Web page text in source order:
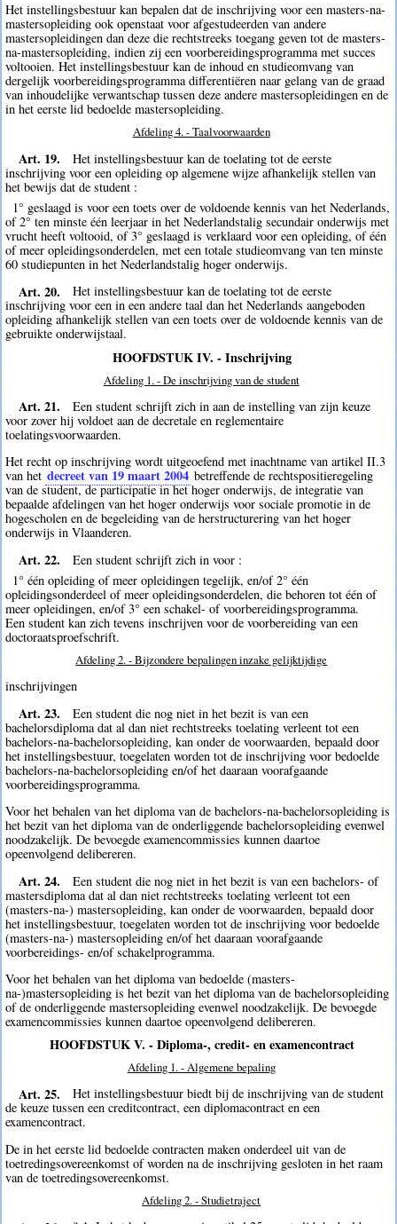
Het instellingsbestuur kan bepalen dat de inschrijving voor een masters-na-
mastersopleiding ook openstaat voor afgestudeerden van andere
mastersopleidingen dan deze die rechtstreeks toegang geven tot de masters-
na-mastersopleiding, indien zij een voorbereidingsprogramma met succes
voltooien. Het instellingsbestuur kan de inhoud en studieomvang van
dergelijk voorbereidingsprogramma differentiëren naar gelang van de graad
van inhoudelijke verwantschap tussen deze andere mastersopleidingen en de
in het eerste lid bedoelde mastersopleiding.
Afdeling 4. - Taalvoorwaarden
Art. 19.
Het instellingsbestuur kan de toelating tot de eerste
inschrijving voor een opleiding op algemene wijze afhankelijk stellen van
het bewijs dat de student :
1° geslaagd is voor een toets over de voldoende kennis van het Nederlands,
of 2° ten minste één leerjaar in het Nederlandstalig secundair onderwijs met
vrucht heeft voltooid, of 3° geslaagd is verklaard voor een opleiding, of één
of meer opleidingsonderdelen, met een totale studieomvang van ten minste
60 studiepunten in het Nederlandstalig hoger onderwijs.
Art. 20.
Het instellingsbestuur kan de toelating tot de eerste
inschrijving voor een in een andere taal dan het Nederlands aangeboden
opleiding afhankelijk stellen van een toets over de voldoende kennis van de
gebruikte onderwijstaal.
HOOFDSTUK IV. - Inschrijving
Afdeling 1. - De inschrijving van de student
Art. 21.
Een student schrijft zich in aan de instelling van zijn keuze
voor zover hij voldoet aan de decretale en reglementaire
toelatingsvoorwaarden.
Het recht op inschrijving wordt uitgeoefend met inachtname van artikel II.3
van het decreet van 19 maart 2004 betreffende de rechtspositieregeling
van de student, de participatie in het hoger onderwijs, de integratie van
bepaalde afdelingen van het hoger onderwijs voor sociale promotie in de
hogescholen en de begeleiding van de herstructurering van het hoger
onderwijs in Vlaanderen.
Art. 22.
Een student schrijft zich in voor :
1° één opleiding of meer opleidingen tegelijk, en/of 2° één
opleidingsonderdeel of meer opleidingsonderdelen, die behoren tot één of
meer opleidingen, en/of 3° een schakel- of voorbereidingsprogramma.
Een student kan zich tevens inschrijven voor de voorbereiding van een
doctoraatsproefschrift.
Afdeling 2. - Bijzondere bepalingen inzake gelijktijdige
inschrijvingen
Art. 23.
Een student die nog niet in het bezit is van een
bachelorsdiploma dat al dan niet rechtstreeks toelating verleent tot een
bachelors-na-bachelorsopleiding, kan onder de voorwaarden, bepaald door
het instellingsbestuur, toegelaten worden tot de inschrijving voor bedoelde
bachelors-na-bachelorsopleiding en/of het daaraan voorafgaande
voorbereidingsprogramma.
Voor het behalen van het diploma van de bachelors-na-bachelorsopleiding is
het bezit van het diploma van de onderliggende bachelorsopleiding evenwel
noodzakelijk. De bevoegde examencommissies kunnen daartoe
opeenvolgend delibereren.
Art. 24.
Een student die nog niet in het bezit is van een bachelors- of
mastersdiploma dat al dan niet rechtstreeks toelating verleent tot een
(masters-na-) mastersopleiding, kan onder de voorwaarden, bepaald door
het instellingsbestuur, toegelaten worden tot de inschrijving voor bedoelde
(masters-na-) mastersopleiding en/of het daaraan voorafgaande
voorbereidings- en/of schakelprogramma.
Voor het behalen van het diploma van bedoelde (masters-
na-)mastersopleiding is het bezit van het diploma van de bachelorsopleiding
of de onderliggende mastersopleiding evenwel noodzakelijk. De bevoegde
examencommissies kunnen daartoe opeenvolgend delibereren.
HOOFDSTUK V. - Diploma-, credit- en examencontract
Afdeling 1. - Algemene bepaling
Art. 25.
Het instellingsbestuur biedt bij de inschrijving van de student
de keuze tussen een creditcontract, een diplomacontract en een
examencontract.
De in het eerste lid bedoelde contracten maken onderdeel uit van de
toetredingsovereenkomst of worden na de inschrijving gesloten in het raam
van de toetredingsovereenkomst.
Afdeling 2. - Studietraject